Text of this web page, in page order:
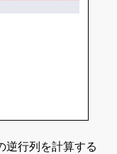
逆行列を計算する